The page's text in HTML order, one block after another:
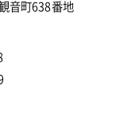
音町638番地